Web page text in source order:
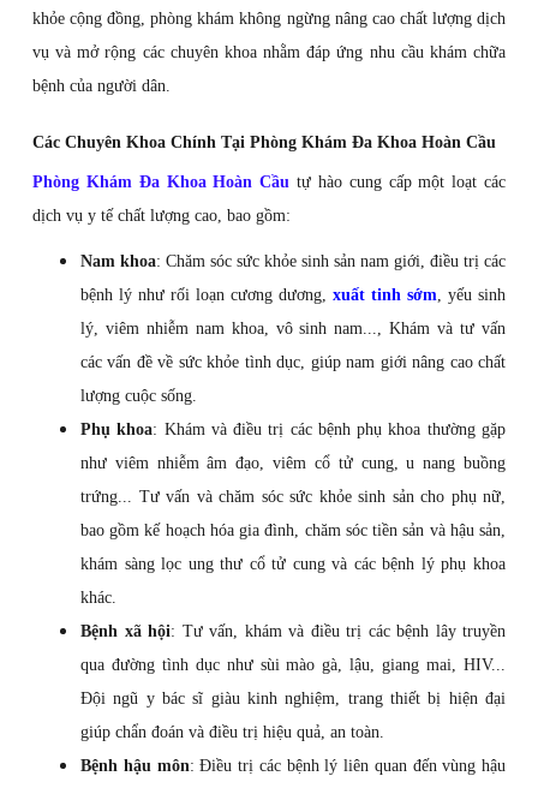
khỏe cộng đồng, phòng khám không ngừng nâng cao chất lượng dịch
vụ và mở rộng các chuyên khoa nhằm đáp ứng nhu cầu khám chữa
bệnh của người dân.
Các Chuyên Khoa Chính Tại Phòng Khám Đa Khoa Hoàn Cầu
Phòng Khám Đa Khoa Hoàn Cầu tự hào cung cấp một loạt các
dịch vụ y tế chất lượng cao, bao gồm:
Nam khoa: Chăm sóc sức khỏe sinh sản nam giới, điều trị các
bệnh lý như rối loạn cương dương, xuất tinh sớm, yếu sinh
lý, viêm nhiễm nam khoa, vô sinh nam..., Khám và tư vấn
các vấn đề về sức khỏe tình dục, giúp nam giới nâng cao chất
lượng cuộc sống.
Phụ khoa: Khám và điều trị các bệnh phụ khoa thường gặp
như viêm nhiễm âm đạo, viêm cổ tử cung, u nang buồng
trứng... Tư vấn và chăm sóc sức khỏe sinh sản cho phụ nữ,
bao gồm kế hoạch hóa gia đình, chăm sóc tiền sản và hậu sản,
khám sàng lọc ung thư cổ tử cung và các bệnh lý phụ khoa
khác.
Bệnh xã hội: Tư vấn, khám và điều trị các bệnh lây truyền
qua đường tình dục như sùi mào gà, lậu, giang mai, HIV...
Đội ngũ y bác sĩ giàu kinh nghiệm, trang thiết bị hiện đại
giúp chẩn đoán và điều trị hiệu quả, an toàn.
Bệnh hậu môn: Điều trị các bệnh lý liên quan đến vùng hậu